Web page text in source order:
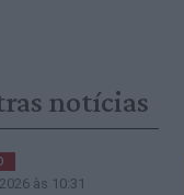
notícias
às 10:31